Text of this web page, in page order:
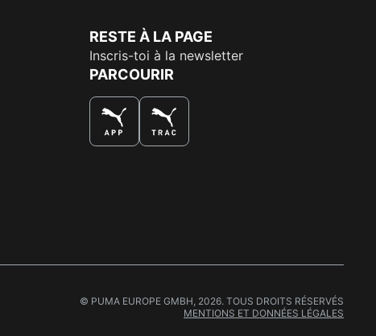
RESTE À LA PAGE
Inscris-toi à la newsletter
PARCOURIR
© PUMA EUROPE GMBH, 2026. TOUS DROITS RÉSERVÉS
MENTIONS ET DONNÉES LÉGALES